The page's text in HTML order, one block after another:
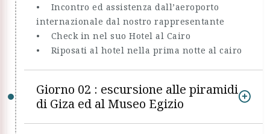
• Incontro ed assistenza dall’aeroporto
internazionale dal nostro rappresentante
• Check in nel suo Hotel al Cairo
• Riposati al hotel nella prima notte al cairo
Giorno 02 : escursione alle piramidi
di Giza ed al Museo Egizio